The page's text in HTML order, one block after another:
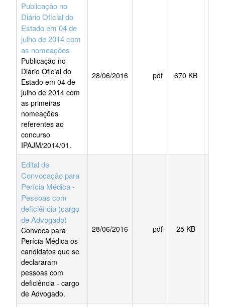
Publicação no
Diário Oficial do
Estado em 04 de
julho de 2014 com
as nomeações
Publicação no
Diário Oficial do
Estado em 04 de
julho de 2014 com
as primeiras
nomeações
referentes ao
concurso
IPAJM/2014/01.
28/06/2016 pdf 670 KB
Edital de
Convocação para
Perícia Médica -
Pessoas com
deficiência (cargo
de Advogado)
Convoca para
Perícia Médica os
candidatos que se
declararam
pessoas com
deficiência - cargo
de Advogado.
28/06/2016 pdf 25 KB